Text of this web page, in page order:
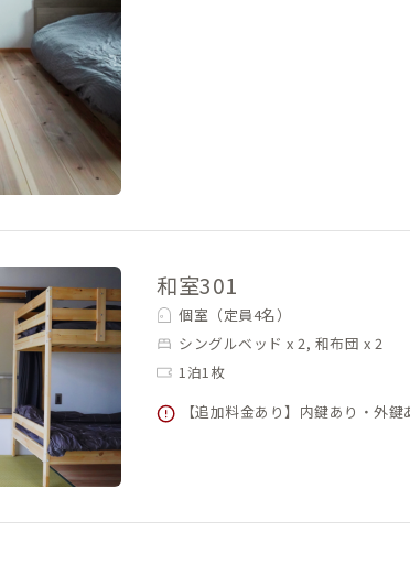
和室301
個室（定員4名）
シングルベッド x 2, 和布団 x 2
1泊1枚
【追加料金あり】内鍵あり・外鍵